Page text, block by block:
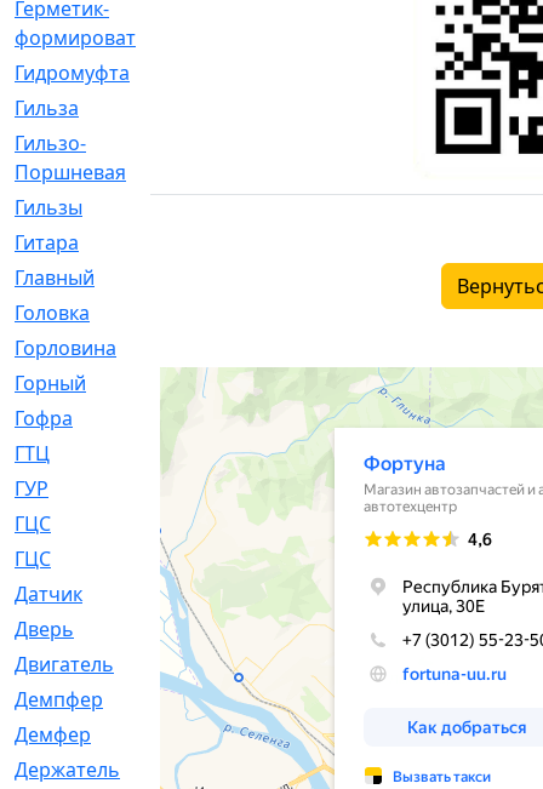
Герметик-
формирователь
Гидромуфта
Гильза
Гильзо-
Поршневая
Гильзы
Гитара
Главный
Головка
Горловина
Горный
[1]
Гофра
[86]
ГТЦ
[96]
ГУР
[34]
ГЦC
[6]
ГЦС
[74]
Датчик
[969]
Дверь
[249]
Двигатель
[64]
Демпфер
[2]
Демфер
[1]
Держатель